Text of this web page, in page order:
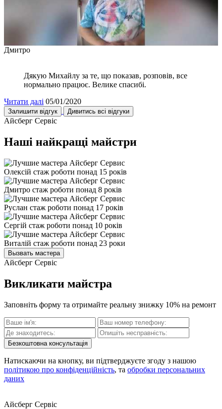
Дмитро
Дякую Михайлу за те, що показав, розповів, все
нормально працює. Велике спасибі.
Читати далі 05/01/2020
Залишити відгук Дивитись всі відгуки
Айсберг Сервіс
Наші найкращі майстри
Олексій стаж роботи понад 15 років
Дмитро стаж роботи понад 8 років
Руслан стаж роботи понад 17 років
Сергій стаж роботи понад 10 років
Виталій стаж роботи понад 23 роки
Вызвать мастера
Айсберг Сервіс
Викликати майстра
Заповніть форму та отримайте реальну знижку 10% на ремонт
Безкоштовна консультація
Натискаючи на кнопку, ви підтверджуєте згоду з нашою
політикою про конфіденційність, та обробки персональних
даних
Айсберг Сервіс